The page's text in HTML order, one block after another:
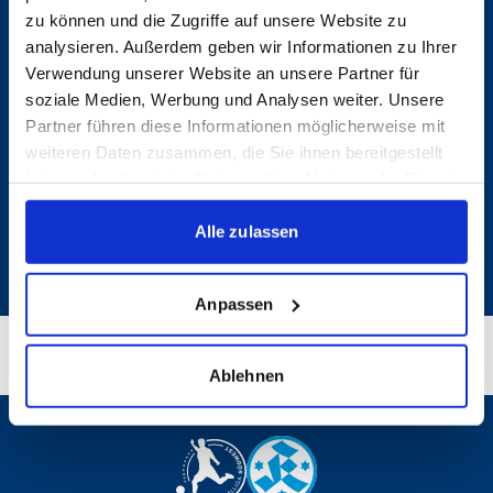
zu können und die Zugriffe auf unsere Website zu
analysieren. Außerdem geben wir Informationen zu Ihrer
Verwendung unserer Website an unsere Partner für
soziale Medien, Werbung und Analysen weiter. Unsere
Partner führen diese Informationen möglicherweise mit
weiteren Daten zusammen, die Sie ihnen bereitgestellt
gesammelt haben.
Alle zulassen
Anpassen
Ablehnen
FANSHOP
TICKETS
1. MANNSCHAFT
VEREIN
FANS